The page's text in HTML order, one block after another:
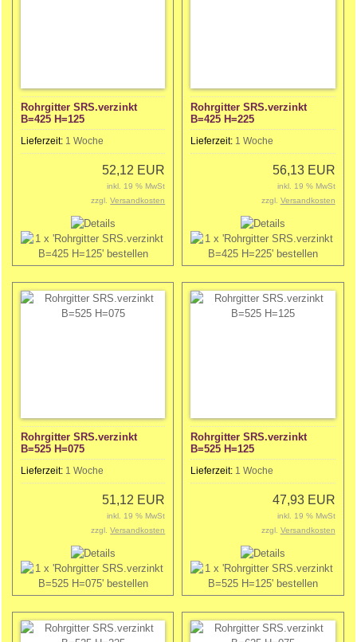
Rohrgitter SRS.verzinkt
B=425 H=125
Lieferzeit: 1 Woche
52,12 EUR
inkl. 19 % MwSt
zzgl.Versandkosten
Rohrgitter SRS.verzinkt
B=425 H=225
Lieferzeit: 1 Woche
56,13 EUR
inkl. 19 % MwSt
zzgl. Versandkosten
Rohrgitter SRS.verzinkt
B=525 H=075
Lieferzeit: 1 Woche
51,12 EUR
inkl. 19 % MwSt
zzgl.Versandkosten
Rohrgitter SRS.verzinkt
B=525 H=125
Lieferzeit: 1 Woche
47,93 EUR
inkl. 19 % MwSt
zzgl. Versandkosten